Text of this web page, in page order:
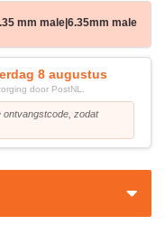
mm male|6.35mm male
8 augustus
door PostNL.
ontvangstcode, zodat